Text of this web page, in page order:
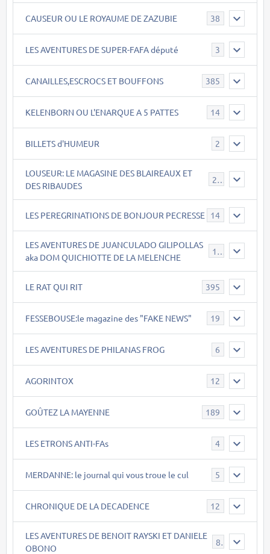
CAUSEUR OU LE ROYAUME DE ZAZUBIE 38
LES AVENTURES DE SUPER-FAFA député 3
CANAILLES,ESCROCS ET BOUFFONS 385
KELENBORN OU L'ENARQUE A 5 PATTES 14
BILLETS d'HUMEUR 2
LOUSEUR: LE MAGASINE DES BLAIREAUX ET
DES RIBAUDES
21
LES PEREGRINATIONS DE BONJOUR PECRESSE 14
LES AVENTURES DE JUANCULADO GILIPOLLAS
aka DOM QUICHIOTTE DE LA MELENCHE
119
LE RAT QUI RIT 395
FESSEBOUSE:le magazine des "FAKE NEWS" 19
LES AVENTURES DE PHILANAS FROG 6
AGORINTOX 12
GOÛTEZ LA MAYENNE 189
LES ETRONS ANTI-FAs 4
MERDANNE: le journal qui vous troue le cul 5
CHRONIQUE DE LA DECADENCE 12
LES AVENTURES DE BENOIT RAYSKI ET DANIELE
OBONO
8